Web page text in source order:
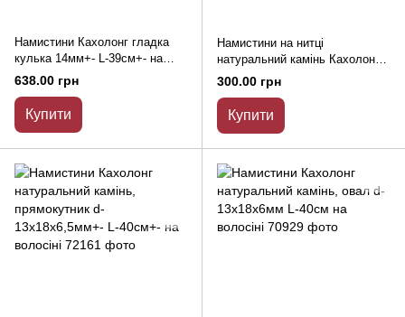
Намистини Кахолонг гладка
кулька 14мм+- L-39см+- на
волосіні
638.00 грн
Купити
Намистини на нитці
натуральний камінь Кахолонг
гладкий овал d-10х8мм + - L-
300.00 грн
Купити